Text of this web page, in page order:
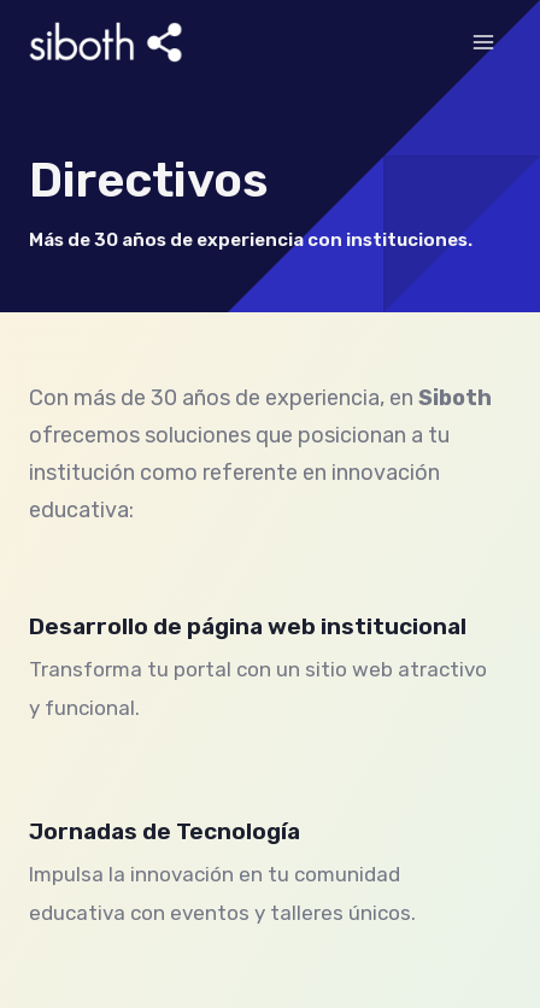
Directivos
Más de 30 años de experiencia con instituciones.
Con más de 30 años de experiencia, en Siboth
ofrecemos soluciones que posicionan a tu
institución como referente en innovación
educativa:
Desarrollo de página web institucional
Transforma tu portal con un sitio web atractivo
y funcional.
Jornadas de Tecnología
Impulsa la innovación en tu comunidad
educativa con eventos y talleres únicos.